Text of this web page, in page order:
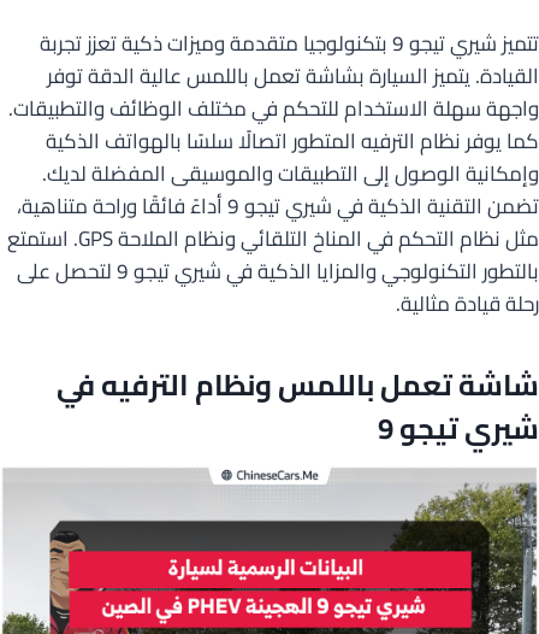
تتميز شيري تيجو 9 بتكنولوجيا متقدمة وميزات ذكية تعزز تجربة
القيادة. يتميز السيارة بشاشة تعمل باللمس عالية الدقة توفر
واجهة سهلة الاستخدام للتحكم في مختلف الوظائف والتطبيقات.
كما يوفر نظام الترفيه المتطور اتصالًا سلسًا بالهواتف الذكية
وإمكانية الوصول إلى التطبيقات والموسيقى المفضلة لديك.
تضمن التقنية الذكية في شيري تيجو 9 أداءً فائقًا وراحة متناهية،
مثل نظام التحكم في المناخ التلقائي ونظام الملاحة GPS. استمتع
بالتطور التكنولوجي والمزايا الذكية في شيري تيجو 9 لتحصل على
رحلة قيادة مثالية.
شاشة تعمل باللمس ونظام الترفيه في
شيري تيجو 9